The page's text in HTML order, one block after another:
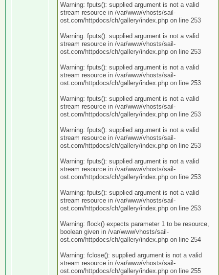
Warning: fputs(): supplied argument is not a valid
stream resource in /var/www/vhosts/sail-
ost.com/httpdocs/ch/gallery/index.php on line 253
Warning: fputs(): supplied argument is not a valid
stream resource in /var/www/vhosts/sail-
ost.com/httpdocs/ch/gallery/index.php on line 253
Warning: fputs(): supplied argument is not a valid
stream resource in /var/www/vhosts/sail-
ost.com/httpdocs/ch/gallery/index.php on line 253
Warning: fputs(): supplied argument is not a valid
stream resource in /var/www/vhosts/sail-
ost.com/httpdocs/ch/gallery/index.php on line 253
Warning: fputs(): supplied argument is not a valid
stream resource in /var/www/vhosts/sail-
ost.com/httpdocs/ch/gallery/index.php on line 253
Warning: fputs(): supplied argument is not a valid
stream resource in /var/www/vhosts/sail-
ost.com/httpdocs/ch/gallery/index.php on line 253
Warning: fputs(): supplied argument is not a valid
stream resource in /var/www/vhosts/sail-
ost.com/httpdocs/ch/gallery/index.php on line 253
Warning: flock() expects parameter 1 to be resource,
boolean given in /var/www/vhosts/sail-
ost.com/httpdocs/ch/gallery/index.php on line 254
Warning: fclose(): supplied argument is not a valid
stream resource in /var/www/vhosts/sail-
ost.com/httpdocs/ch/gallery/index.php on line 255